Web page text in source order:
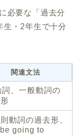
必要な「過去分
生・2年生で十分
関連文法
詞、一般動詞の
動詞の過去形、
going to